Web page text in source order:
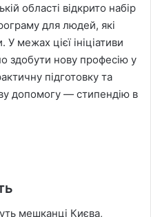
області відкрито набір
для людей, які
межах цієї ініціативи
здобути нову професію у
підготовку та
допомогу — стипендію в
мешканці Києва,